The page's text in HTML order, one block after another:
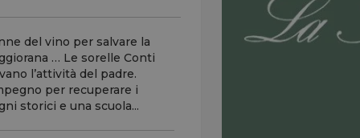
del vino per salvare la
… Le sorelle Conti
l’attività del padre.
per recuperare i
storici e una scuola...